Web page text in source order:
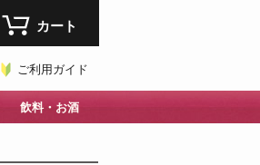
ご利用ガイド
カート
飲料・お酒